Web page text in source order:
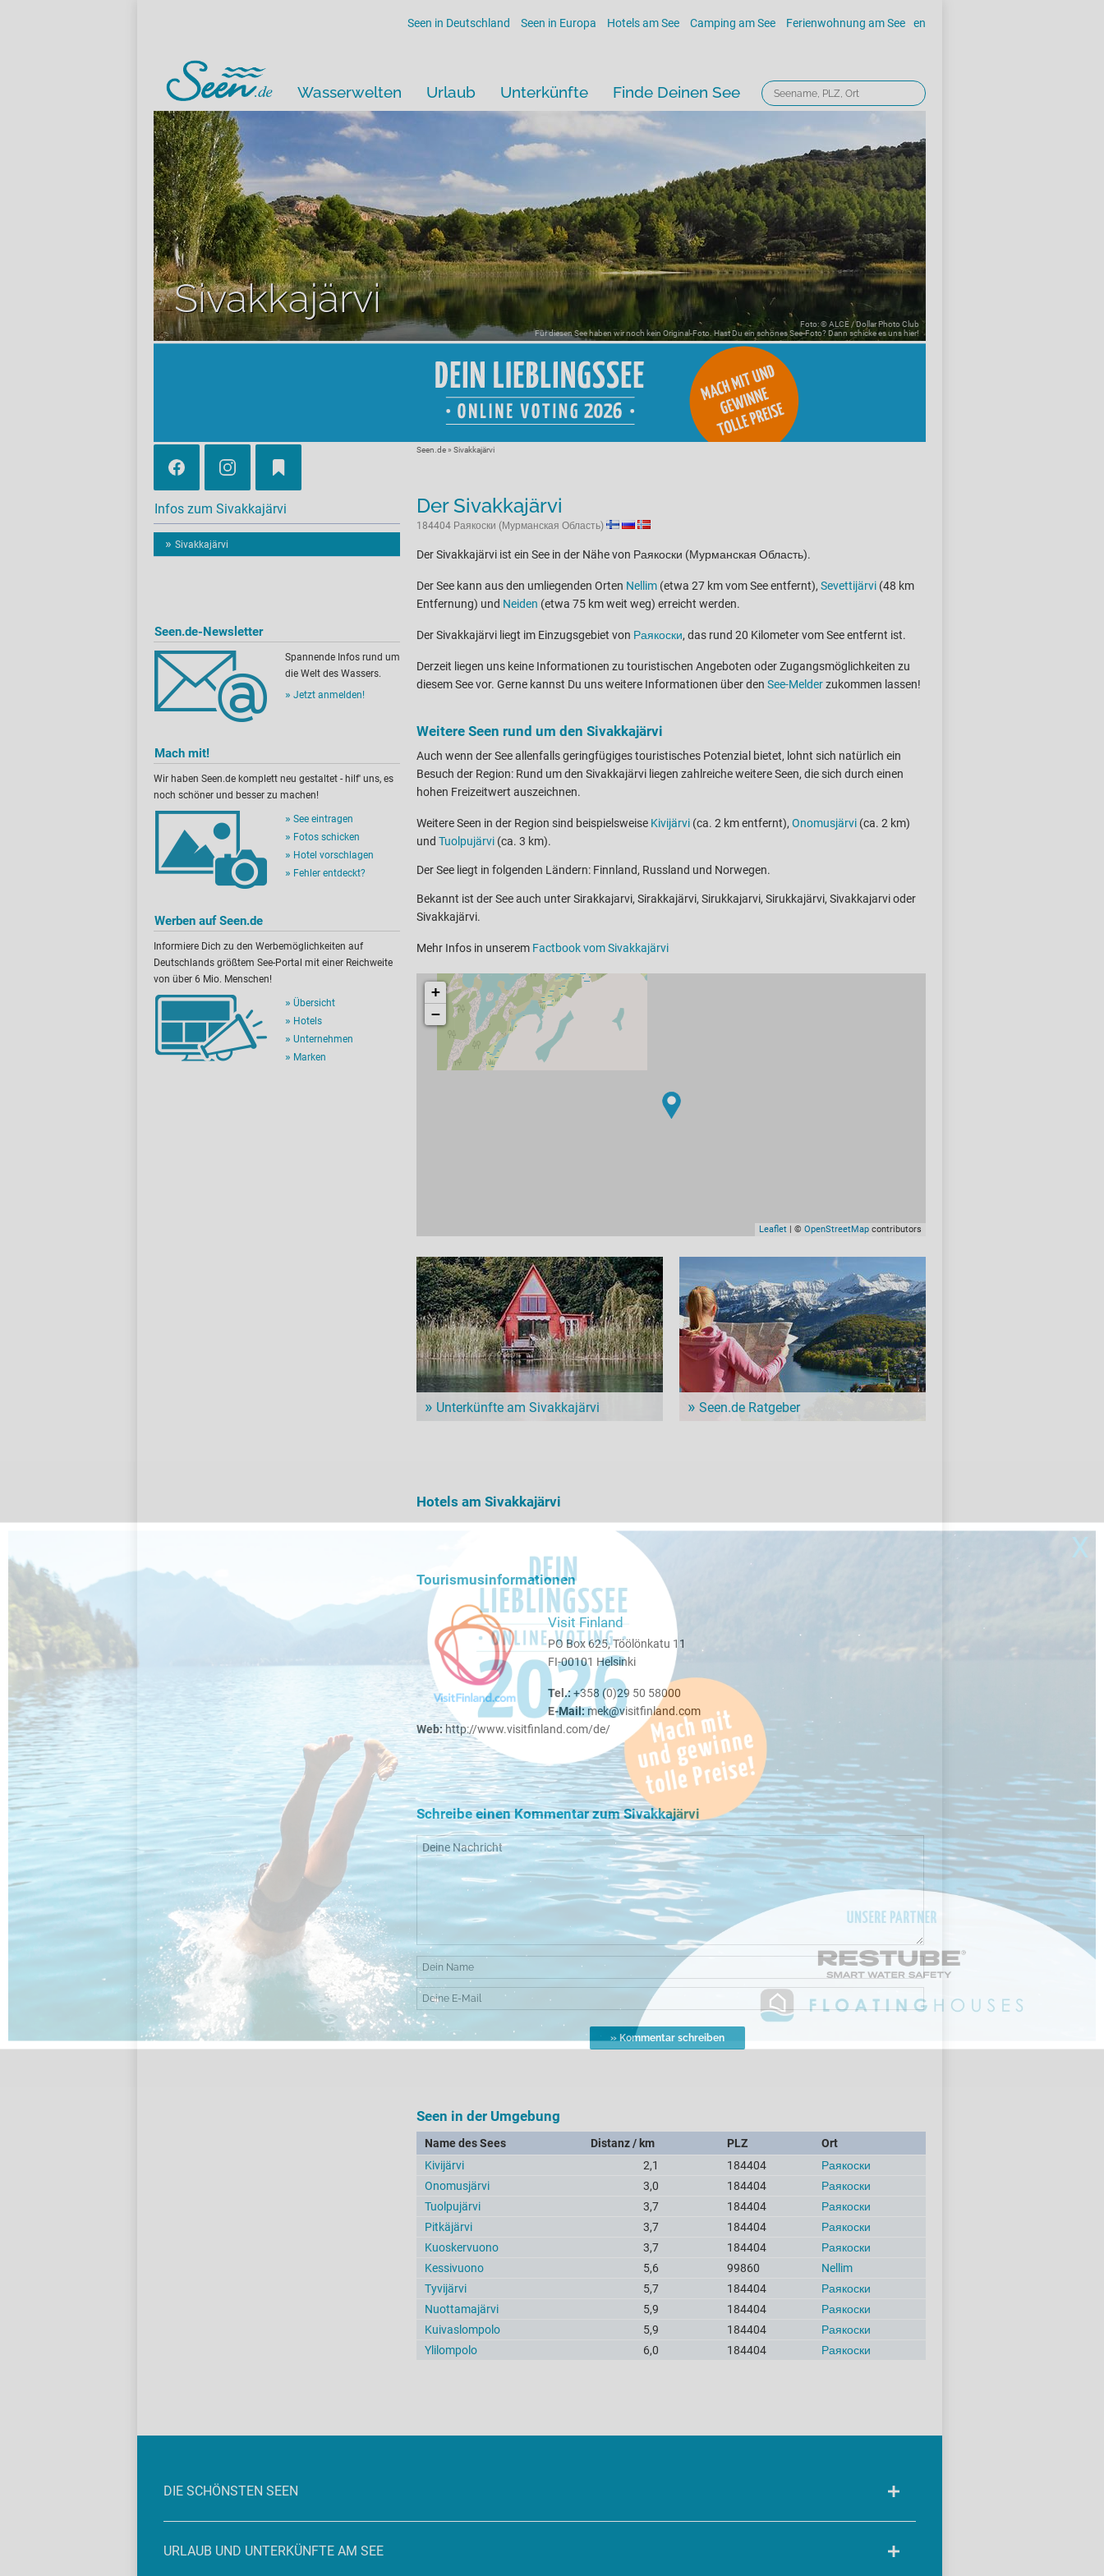
X
Seen in Deutschland Seen in Europa Hotels am See Camping am See Ferienwohnung am See en
Wasserwelten Urlaub Unterkünfte Finde Deinen See
Sivakkajärvi
Foto: © ALCE / Dollar Photo Club
Für diesen See haben wir noch kein Original-Foto. Hast Du ein schönes See-Foto? Dann schicke es uns hier!
Infos zum Sivakkajärvi
Sivakkajärvi
Seen.de-Newsletter
Spannende Infos rund um
die Welt des Wassers.
Jetzt anmelden!
Mach mit!
Wir haben Seen.de komplett neu gestaltet - hilf' uns, es
noch schöner und besser zu machen!
See eintragen
Fotos schicken
Hotel vorschlagen
Fehler entdeckt?
Werben auf Seen.de
Informiere Dich zu den Werbemöglichkeiten auf
Deutschlands größtem See-Portal mit einer Reichweite
von über 6 Mio. Menschen!
Übersicht
Hotels
Unternehmen
Marken
Seen.de» Sivakkajärvi
Der Sivakkajärvi
184404 Раякоски (Мурманская Область)
Der Sivakkajärvi ist ein See in der Nähe von Раякоски (Мурманская Область).
Der See kann aus den umliegenden Orten Nellim (etwa 27 km vom See entfernt), Sevettijärvi (48 km
Entfernung) und Neiden (etwa 75 km weit weg) erreicht werden.
Der Sivakkajärvi liegt im Einzugsgebiet von Раякоски, das rund 20 Kilometer vom See entfernt ist.
Derzeit liegen uns keine Informationen zu touristischen Angeboten oder Zugangsmöglichkeiten zu
diesem See vor. Gerne kannst Du uns weitere Informationen über den See-Melderzukommen lassen!
Weitere Seen rund um den Sivakkajärvi
Auch wenn der See allenfalls geringfügiges touristisches Potenzial bietet, lohnt sich natürlich ein
Besuch der Region: Rund um den Sivakkajärvi liegen zahlreiche weitere Seen, die sich durch einen
hohen Freizeitwert auszeichnen.
Weitere Seen in der Region sind beispielsweise Kivijärvi (ca. 2 km entfernt), Onomusjärvi (ca. 2 km)
und Tuolpujärvi (ca. 3 km).
Der See liegt in folgenden Ländern: Finnland, Russland und Norwegen.
Bekannt ist der See auch unter Sirakkajarvi, Sirakkajärvi, Sirukkajarvi, Sirukkajärvi, Sivakkajarvi oder
Sivakkajärvi.
Mehr Infos in unserem Factbook vom Sivakkajärvi
+
−
Leaflet | © OpenStreetMap contributors
Unterkünfte am Sivakkajärvi Seen.de Ratgeber
Hotels am Sivakkajärvi
Tourismusinformationen
Visit Finland
PO Box 625, Töölönkatu 11
FI-00101 Helsinki
Tel.:+358 (0)29 50 58000
E-Mail:mek@visitfinland.com
Web:http://www.visitfinland.com/de/
Schreibe einen Kommentar zum Sivakkajärvi
Seen in der Umgebung
Name des Sees Distanz / km PLZ
Ort
Kivijärvi
2,1 184404
Раякоски
Onomusjärvi
3,0 184404
Раякоски
Tuolpujärvi
3,7 184404
Раякоски
Pitkäjärvi
3,7 184404
Раякоски
Kuoskervuono
3,7 184404
Раякоски
Kessivuono
5,6 99860
Nellim
Tyvijärvi
5,7 184404
Раякоски
Nuottamajärvi
5,9 184404
Раякоски
Kuivaslompolo
5,9 184404
Раякоски
Ylilompolo
6,0 184404 Раякоски
DIE SCHÖNSTEN SEEN
URLAUB UND UNTERKÜNFTE AM SEE